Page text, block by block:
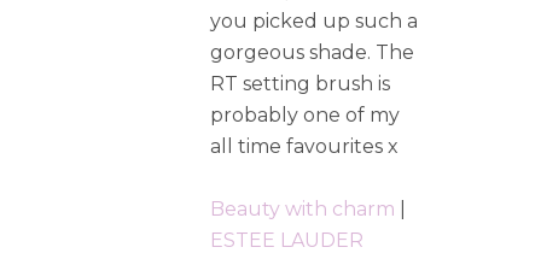
you picked up such a
gorgeous shade. The
RT setting brush is
probably one of my
all time favourites x
Beauty with charm
ESTEE LAUDER